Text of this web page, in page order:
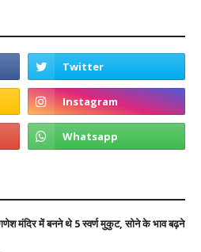
मंदिर में बनने थे 5 स्वर्ण मुकुट, सोने के भाव बढ़ने